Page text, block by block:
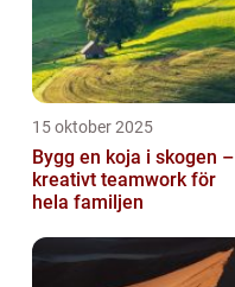
15 oktober 2025
Bygg en koja i skogen –
kreativt teamwork för
hela familjen